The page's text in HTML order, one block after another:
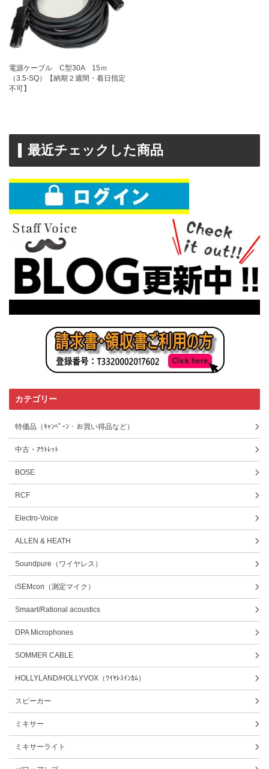
電源ケーブル C型30A 15ｍ
（3.5-SQ）【納期２週間・着日指定
不可】
最近チェックした商品
カテゴリー
特価品（ｷｬﾝﾍﾟｰﾝ・お買い得品など）
中古・ｱｳﾄﾚｯﾄ
BOSE
RCF
Electro-Voice
ALLEN & HEATH
Soundpure（ワイヤレス）
iSEMcon（測定マイク）
Smaart/Rational acoustics
DPA Microphones
SOMMER CABLE
HOLLYLAND/HOLLYVOX（ﾜｲﾔﾚｽｲﾝｶﾑ）
スピーカー
ミキサー
ミキサーライト